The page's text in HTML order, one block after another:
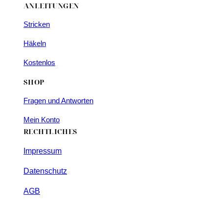
ANLEITUNGEN
Stricken
Häkeln
Kostenlos
SHOP
Fragen und Antworten
Mein Konto
RECHTLICHES
Impressum
Datenschutz
AGB